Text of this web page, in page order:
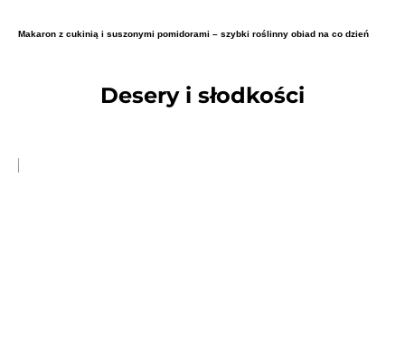
Makaron z cukinią i suszonymi pomidorami – szybki roślinny obiad na co dzień
Desery i słodkości